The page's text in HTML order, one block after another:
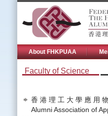
About FHKPUAA
Faculty of Science
香 港 理 工 大 學 應 用
Alumni Association of